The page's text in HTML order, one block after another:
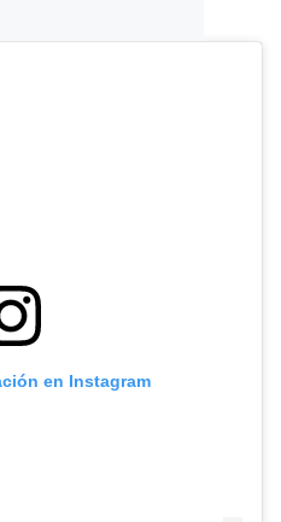
en Instagram